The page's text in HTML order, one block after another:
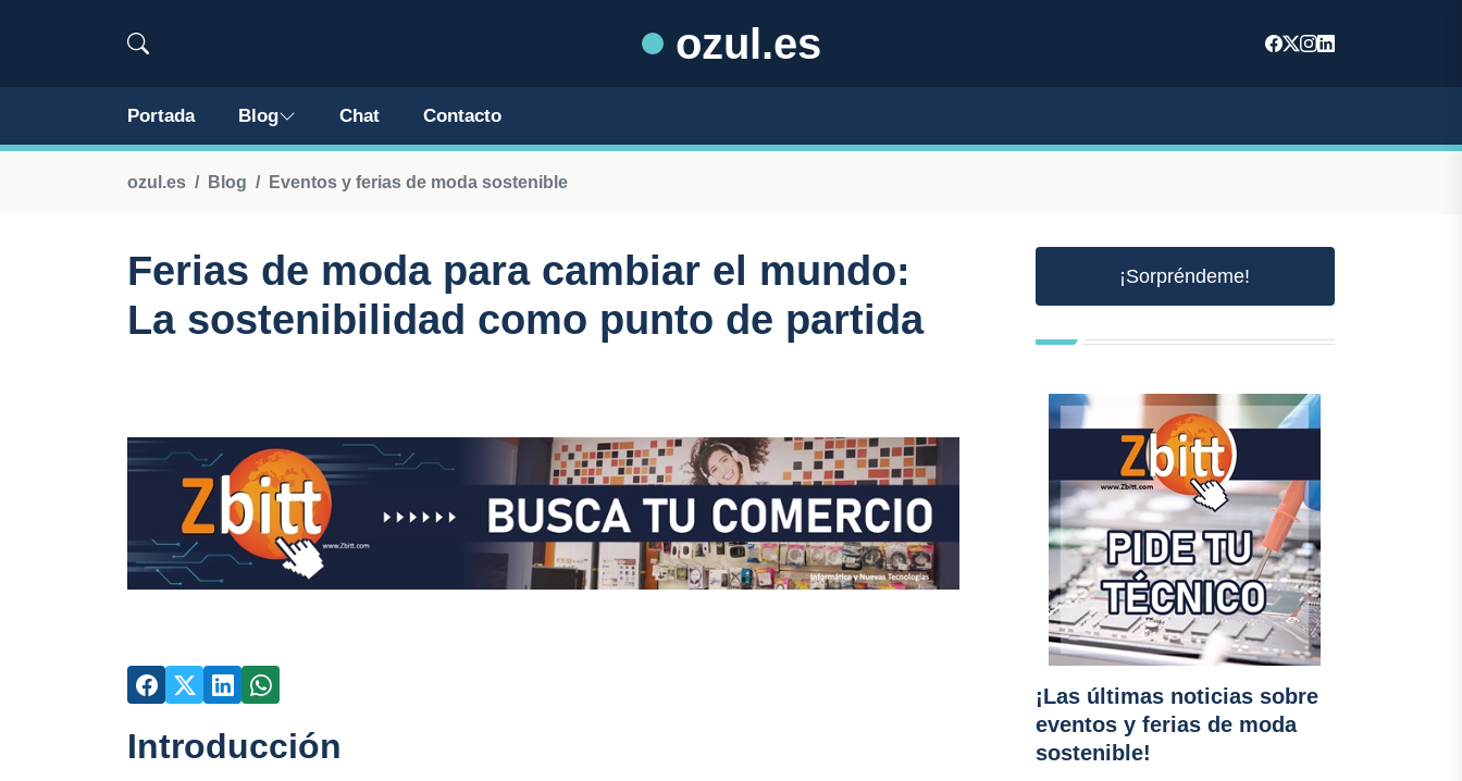
ozul.es
Portada Blog Chat Contacto
ozul.es Blog Eventos y ferias de moda sostenible
Ferias de moda para cambiar el mundo:
La sostenibilidad como punto de partida
Introducción
¡Sorpréndeme!
¡Las últimas noticias sobre
eventos y ferias de moda
sostenible!